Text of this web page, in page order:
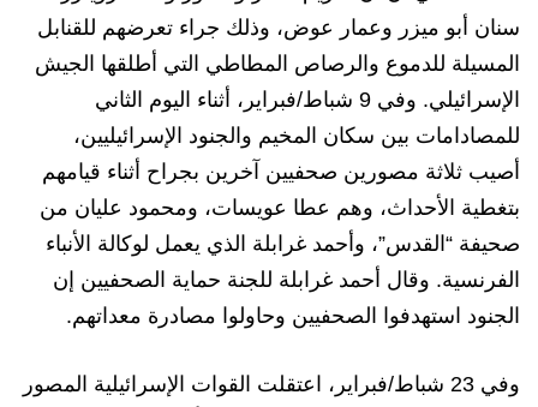
سنان أبو ميزر وعمار عوض، وذلك جراء تعرضهم للقنابل
المسيلة للدموع والرصاص المطاطي التي أطلقها الجيش
الإسرائيلي. وفي 9 شباط/فبراير، أثناء اليوم الثاني
للمصادامات بين سكان المخيم والجنود الإسرائيليين،
أصيب ثلاثة مصورين صحفيين آخرين بجراح أثناء قيامهم
بتغطية الأحداث، وهم عطا عويسات، ومحمود عليان من
صحيفة “القدس”، وأحمد غرابلة الذي يعمل لوكالة الأنباء
الفرنسية. وقال أحمد غرابلة للجنة حماية الصحفيين إن
الجنود استهدفوا الصحفيين وحاولوا مصادرة معداتهم.
وفي 23 شباط/فبراير، اعتقلت القوات الإسرائيلية المصور